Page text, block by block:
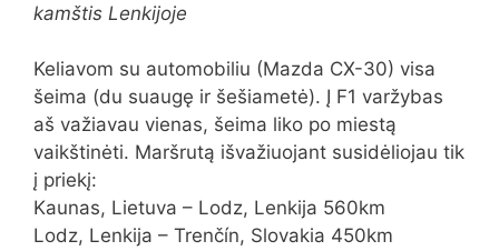
kamštis Lenkijoje
Keliavom su automobiliu (Mazda CX-30) visa
šeima (du suaugę ir šešiametė). Į F1 varžybas
aš važiavau vienas, šeima liko po miestą
vaikštinėti. Maršrutą išvažiuojant susidėliojau tik
į priekį:
Kaunas, Lietuva – Lodz, Lenkija 560km
Lodz, Lenkija – Trenčín, Slovakia 450km